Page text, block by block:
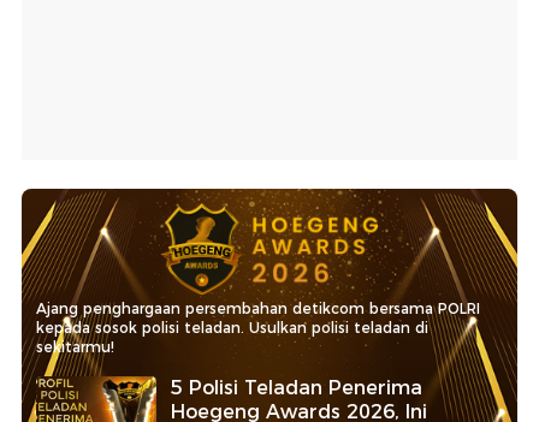
Ajang penghargaan persembahan detikcom bersama POLRI
kepada sosok polisi teladan. Usulkan polisi teladan di
sekitarmu!
5 Polisi Teladan Penerima
Hoegeng Awards 2026, Ini